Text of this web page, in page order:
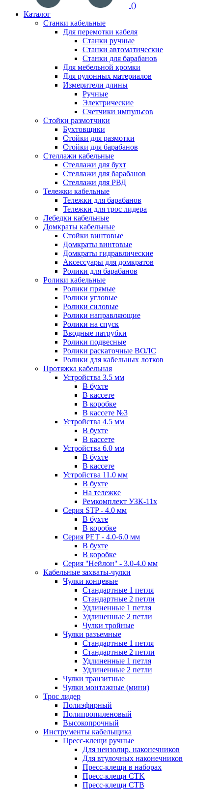
()
Каталог
Станки кабельные
Для перемотки кабеля
Станки ручные
Станки автоматические
Станки для барабанов
Для мебельной кромки
Для рулонных материалов
Измерители длины
Ручные
Электрические
Счетчики импульсов
Стойки размотчики
Бухтовщики
Стойки для размотки
Стойки для барабанов
Стеллажи кабельные
Стеллажи для бухт
Стеллажи для барабанов
Стеллажи для РВД
Тележки кабельные
Тележки для барабанов
Тележки для трос лидера
Лебедки кабельные
Домкраты кабельные
Стойки винтовые
Домкраты винтовые
Домкраты гидравлические
Аксессуары для домкратов
Ролики для барабанов
Ролики кабельные
Ролики прямые
Ролики угловые
Ролики силовые
Ролики направляющие
Ролики на спуск
Вводные патрубки
Ролики подвесные
Ролики раскаточные ВОЛС
Ролики для кабельных лотков
Протяжка кабельная
Устройства 3.5 мм
В бухте
В кассете
В коробке
В кассете №3
Устройства 4.5 мм
В бухте
В кассете
Устройства 6.0 мм
В бухте
В кассете
Устройства 11.0 мм
В бухте
На тележке
Ремкомплект УЗК-11х
Серия STP - 4.0 мм
В бухте
В коробке
Серия PET - 4.0-6.0 мм
В бухте
В коробке
Серия ''Нейлон'' - 3.0-4.0 мм
Кабельные захваты-чулки
Чулки концевые
Стандартные 1 петля
Стандартные 2 петли
Удлиненные 1 петля
Удлиненные 2 петли
Чулки тройные
Чулки разъемные
Стандартные 1 петля
Стандартные 2 петли
Удлиненные 1 петля
Удлиненные 2 петли
Чулки транзитные
Чулки монтажные (мини)
Трос лидер
Полиэфирный
Полипропиленовый
Высокопрочный
Инструменты кабельщика
Пресс-клещи ручные
Для неизолир. наконечников
Для втулочных наконечников
Пресс-клещи в наборах
Пресс-клещи CTK
Пресс-клещи CTB